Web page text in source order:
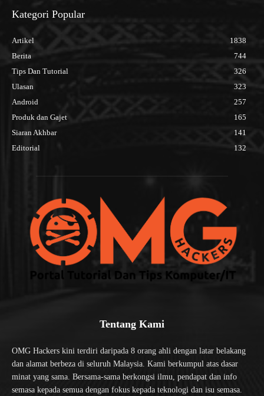
Kategori Popular
Artikel
1838
Berita
744
Tips Dan Tutorial
326
Ulasan
323
Android
257
Produk dan Gajet
165
Siaran Akhbar
141
Editorial
132
Tentang Kami
OMG Hackers kini terdiri daripada 8 orang ahli dengan latar belakang
dan alamat berbeza di seluruh Malaysia. Kami berkumpul atas dasar
minat yang sama. Bersama-sama berkongsi ilmu, pendapat dan info
semasa kepada semua dengan fokus kepada teknologi dan isu semasa.